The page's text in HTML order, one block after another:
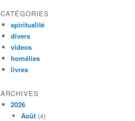
CATÉGORIES
spiritualité
divers
videos
homélies
livres
ARCHIVES
2026
Août (4)